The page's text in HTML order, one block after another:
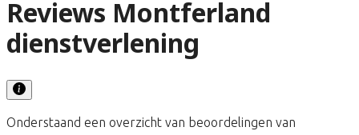
Reviews Montferland
dienstverlening
Onderstaand een overzicht van beoordelingen van